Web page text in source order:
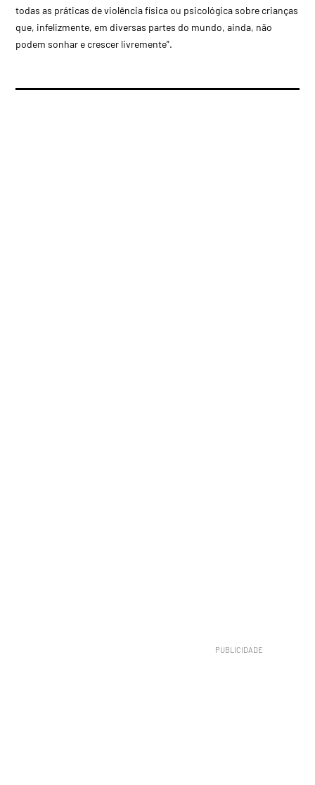
todas as práticas de violência física ou psicológica sobre crianças
que, infelizmente, em diversas partes do mundo, ainda, não
podem sonhar e crescer livremente”.